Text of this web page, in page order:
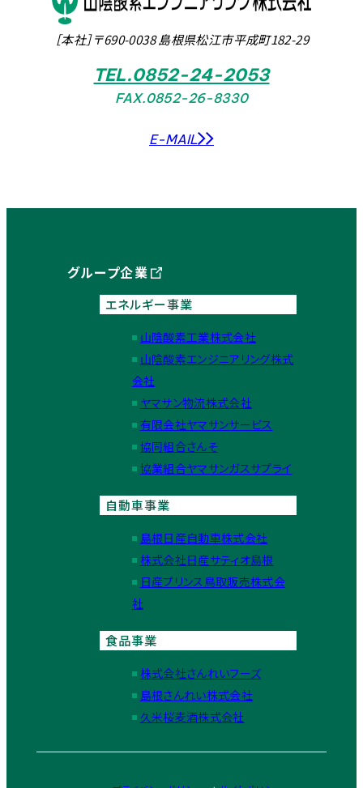
［本社］〒690-0038 島根県松江市平成町182-29
TEL.0852-24-2053
FAX.0852-26-8330
E-MAIL
グループ企業
エネルギー事業
山陰酸素工業株式会社
山陰酸素エンジニアリング株式
会社
ヤマサン物流株式会社
有限会社ヤマサンサービス
協同組合さんそ
協業組合ヤマサンガスサプライ
自動車事業
島根日産自動車株式会社
株式会社日産サティオ島根
日産プリンス鳥取販売株式会
社
食品事業
株式会社さんれいフーズ
島根さんれい株式会社
久米桜麦酒株式会社